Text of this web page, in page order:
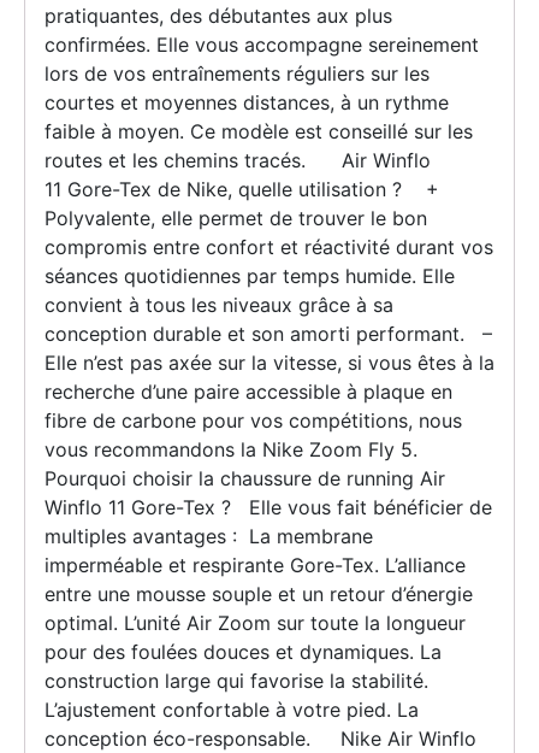
pratiquantes, des débutantes aux plus
confirmées. Elle vous accompagne sereinement
lors de vos entraînements réguliers sur les
courtes et moyennes distances, à un rythme
faible à moyen. Ce modèle est conseillé sur les
routes et les chemins tracés. Air Winflo
11 Gore-Tex de Nike, quelle utilisation ? +
Polyvalente, elle permet de trouver le bon
compromis entre confort et réactivité durant vos
séances quotidiennes par temps humide. Elle
convient à tous les niveaux grâce à sa
conception durable et son amorti performant. –
Elle n’est pas axée sur la vitesse, si vous êtes à la
recherche d’une paire accessible à plaque en
fibre de carbone pour vos compétitions, nous
vous recommandons la Nike Zoom Fly 5.
Pourquoi choisir la chaussure de running Air
Winflo 11 Gore-Tex ? Elle vous fait bénéficier de
multiples avantages : La membrane
imperméable et respirante Gore-Tex. L’alliance
entre une mousse souple et un retour d’énergie
optimal. L’unité Air Zoom sur toute la longueur
pour des foulées douces et dynamiques. La
construction large qui favorise la stabilité.
L’ajustement confortable à votre pied. La
conception éco-responsable. Nike Air Winflo